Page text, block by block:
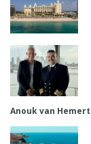
Anouk van Hemert